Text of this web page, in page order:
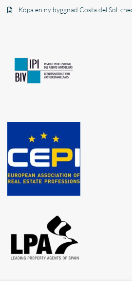
Köpa en ny byggnad Costa del Sol: